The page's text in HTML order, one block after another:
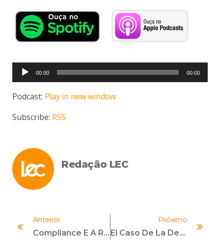
Tocador
de
áudio
00:00 00:00
Podcast: Play in new window
Subscribe: RSS
Redação LEC
Anterior
Compliance E A Rastreabilidade Fiscal: As Inovações Regulatórias E O Enforcement No Controle De Cigarros E Bebidas
Próximo
El Caso De La Detención Indebida De 2 Brasileñas En Alemania Por Tráfico Internacional De Drogas Y Sus Aspectos De Compliance